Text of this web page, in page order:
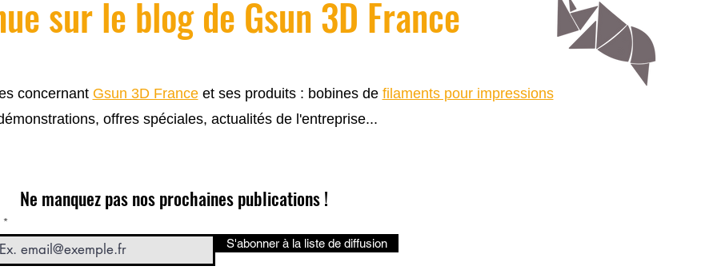
sur le blog de Gsun 3D France
concernant Gsun 3D Franceet ses produits : bobines de filaments pour impressions
offres spéciales, actualités de l'entreprise...
Ne manquez pas nos prochaines publications !
S'abonner à la liste de diffusion